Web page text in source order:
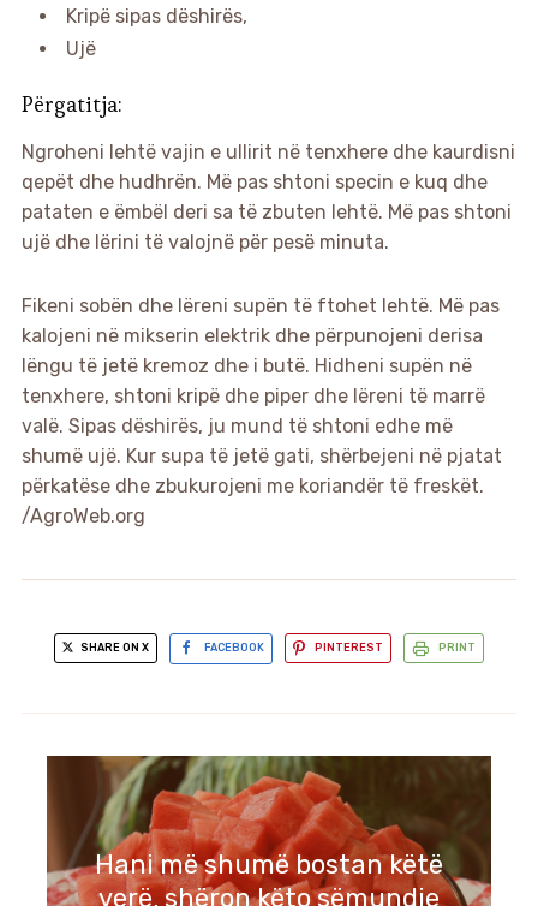
Kripë sipas dëshirës,
Ujë
Përgatitja:
Ngroheni lehtë vajin e ullirit në tenxhere dhe kaurdisni
qepët dhe hudhrën. Më pas shtoni specin e kuq dhe
pataten e ëmbël deri sa të zbuten lehtë. Më pas shtoni
ujë dhe lërini të valojnë për pesë minuta.
Fikeni sobën dhe lëreni supën të ftohet lehtë. Më pas
kalojeni në mikserin elektrik dhe përpunojeni derisa
lëngu të jetë kremoz dhe i butë. Hidheni supën në
tenxhere, shtoni kripë dhe piper dhe lëreni të marrë
valë. Sipas dëshirës, ju mund të shtoni edhe më
shumë ujë. Kur supa të jetë gati, shërbejeni në pjatat
përkatëse dhe zbukurojeni me koriandër të freskët.
/AgroWeb.org
SHARE ON X FACEBOOK PINTEREST PRINT
Hani më shumë bostan këtë
verë, shëron këto sëmundje